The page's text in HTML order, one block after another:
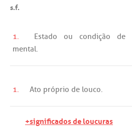
s.f.
1. Estado ou condição de
mental.
1. Ato próprio de louco.
+significados de loucuras